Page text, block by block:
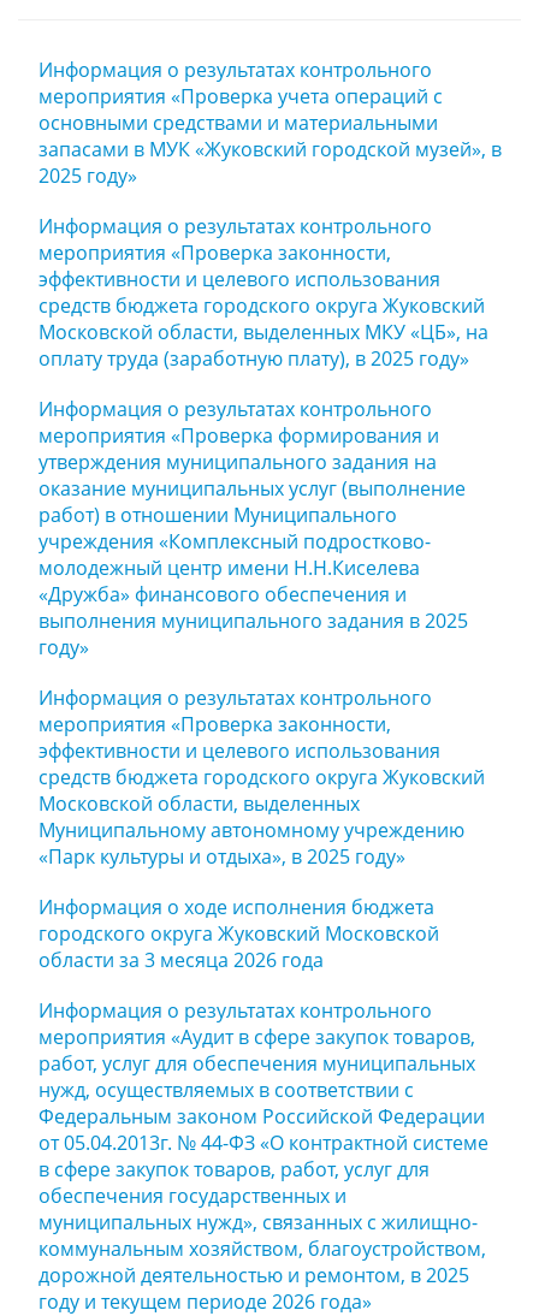
Информация о результатах контрольного
мероприятия «Проверка учета операций с
основными средствами и материальными
запасами в МУК «Жуковский городской музей», в
2025 году»
Информация о результатах контрольного
мероприятия «Проверка законности,
эффективности и целевого использования
средств бюджета городского округа Жуковский
Московской области, выделенных МКУ «ЦБ», на
оплату труда (заработную плату), в 2025 году»
Информация о результатах контрольного
мероприятия «Проверка формирования и
утверждения муниципального задания на
оказание муниципальных услуг (выполнение
работ) в отношении Муниципального
учреждения «Комплексный подростково-
молодежный центр имени Н.Н.Киселева
«Дружба» финансового обеспечения и
выполнения муниципального задания в 2025
году»
Информация о результатах контрольного
мероприятия «Проверка законности,
эффективности и целевого использования
средств бюджета городского округа Жуковский
Московской области, выделенных
Муниципальному автономному учреждению
«Парк культуры и отдыха», в 2025 году»
Информация о ходе исполнения бюджета
городского округа Жуковский Московской
области за 3 месяца 2026 года
Информация о результатах контрольного
мероприятия «Аудит в сфере закупок товаров,
работ, услуг для обеспечения муниципальных
нужд, осуществляемых в соответствии с
Федеральным законом Российской Федерации
от 05.04.2013г. № 44-ФЗ «О контрактной системе
в сфере закупок товаров, работ, услуг для
обеспечения государственных и
муниципальных нужд», связанных с жилищно-
коммунальным хозяйством, благоустройством,
дорожной деятельностью и ремонтом, в 2025
году и текущем периоде 2026 года»